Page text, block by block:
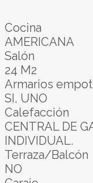
Cocina
AMERICANA
Salón
24 M2
Armarios
SI, UNO
Calefacción
CENTRAL DE
INDIVIDUAL.
Terraza/Balcón
NO